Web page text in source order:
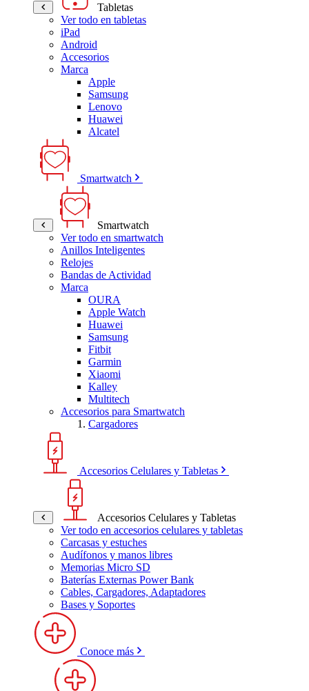
Tabletas
Ver todo en tabletas
iPad
Android
Accesorios
Marca
Apple
Samsung
Lenovo
Huawei
Alcatel
Smartwatch
Smartwatch
Ver todo en smartwatch
Anillos Inteligentes
Relojes
Bandas de Actividad
Marca
OURA
Apple Watch
Huawei
Samsung
Fitbit
Garmin
Xiaomi
Kalley
Multitech
Accesorios para Smartwatch
Cargadores
Accesorios Celulares y Tabletas
Accesorios Celulares y Tabletas
Ver todo en accesorios celulares y tabletas
Carcasas y estuches
Audífonos y manos libres
Memorias Micro SD
Baterías Externas Power Bank
Cables, Cargadores, Adaptadores
Bases y Soportes
Conoce más